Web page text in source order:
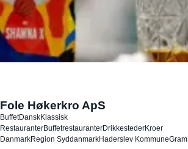
Fole Høkerkro ApS
BuffetDanskKlassisk
RestauranterBuffetrestauranterDrikkestederKroer
DanmarkRegion SyddanmarkHaderslev KommuneGram